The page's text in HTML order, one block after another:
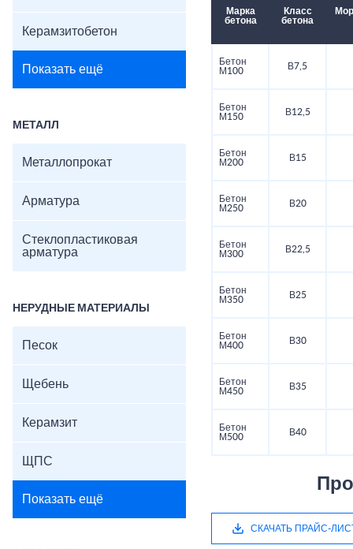
Керамзитобетон
Показать ещё
МЕТАЛЛ
Металлопрокат
Арматура
Стеклопластиковая
арматура
НЕРУДНЫЕ МАТЕРИАЛЫ
Песок
Щебень
Керамзит
ЩПС
Показать ещё
Марка
бетона
Класс
бетона
Бетон
М100
В7,5
Бетон
М150
В12,5
Бетон
М200
В15
Бетон
М250
В20
Бетон
М300
В22,5
Бетон
М350
В25
Бетон
М400
В30
Бетон
М450
В35
Бетон
М500
В40
СКАЧАТЬ ПРАЙС-